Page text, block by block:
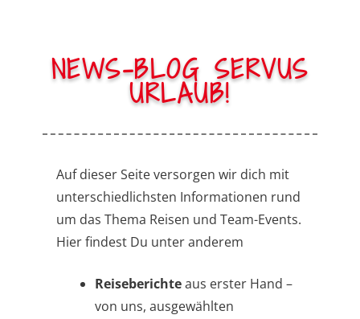
NEWS-BLOG SERVUS
URLAUB!
Auf dieser Seite versorgen wir dich mit
unterschiedlichsten Informationen rund
um das Thema Reisen und Team-Events.
Hier findest Du unter anderem
Reiseberichteaus erster Hand –
von uns, ausgewählten